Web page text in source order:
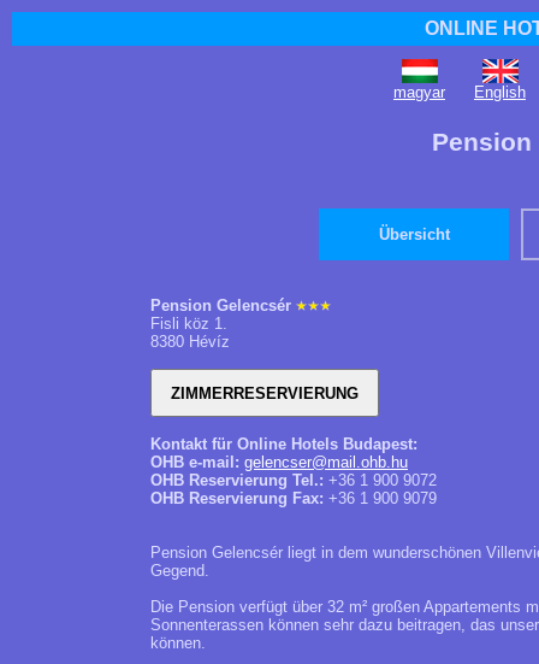
ONLINE
magyar English
Pension
Übersicht
Pension Gelencsér
Fisli köz 1.
8380 Hévíz
Kontakt für Online Hotels Budapest:
OHB e-mail: gelencser@mail.ohb.hu
OHB Reservierung Tel.: +36 1 900 9072
OHB Reservierung Fax: +36 1 900 9079
Pension Gelencsér liegt in dem wunderschönen
Gegend.
Die Pension verfügt über 32 m² großen Appartements
Sonnenterassen können sehr dazu beitragen, das
können.